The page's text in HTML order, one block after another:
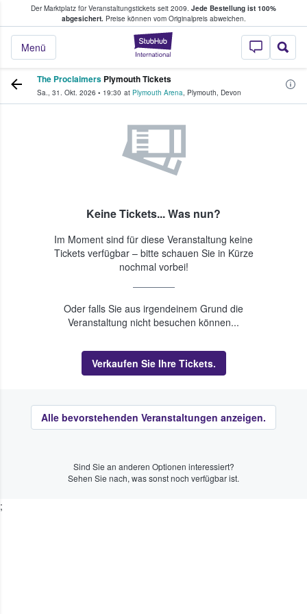
Der Marktplatz für Veranstaltungstickets seit 2009. Jede Bestellung ist 100%
abgesichert.Preise können vom Originalpreis abweichen.
StubHub - Wo
Menü
Tickets kaufen & verkaufen
The Proclaimers Plymouth Tickets
Sa., 31. Okt. 2026 • 19:30 at Plymouth Arena, Plymouth, Devon
Keine Tickets... Was nun?
Im Moment sind für diese Veranstaltung keine
Tickets verfügbar – bitte schauen Sie in Kürze
nochmal vorbei!
Oder falls Sie aus irgendeinem Grund die
Veranstaltung nicht besuchen können...
Verkaufen Sie Ihre Tickets.
Alle bevorstehenden Veranstaltungen anzeigen.
Sind Sie an anderen Optionen interessiert?
Sehen Sie nach, was sonst noch verfügbar ist.
;